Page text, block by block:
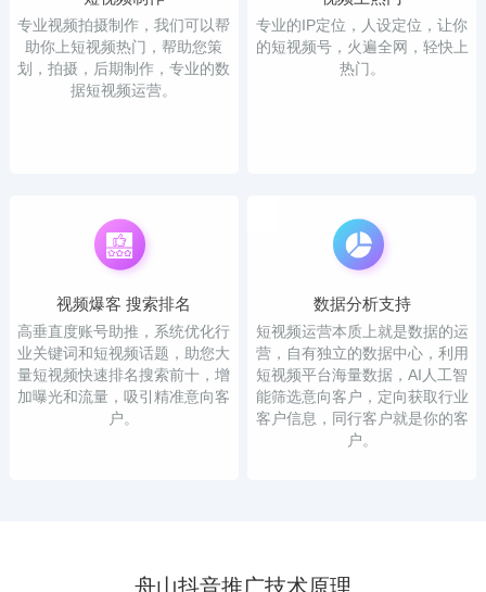
专业视频拍摄制作，我们可以帮
助你上短视频热门，帮助您策
划，拍摄，后期制作，专业的数
据短视频运营。
专业的IP定位，人设定位，让你
的短视频号，火遍全网，轻快上
热门。
视频爆客 搜索排名
高垂直度账号助推，系统优化行
业关键词和短视频话题，助您大
量短视频快速排名搜索前十，增
加曝光和流量，吸引精准意向客
户。
数据分析支持
短视频运营本质上就是数据的运
营，自有独立的数据中心，利用
短视频平台海量数据，AI人工智
能筛选意向客户，定向获取行业
客户信息，同行客户就是你的客
户。
舟山抖音推广技术原理